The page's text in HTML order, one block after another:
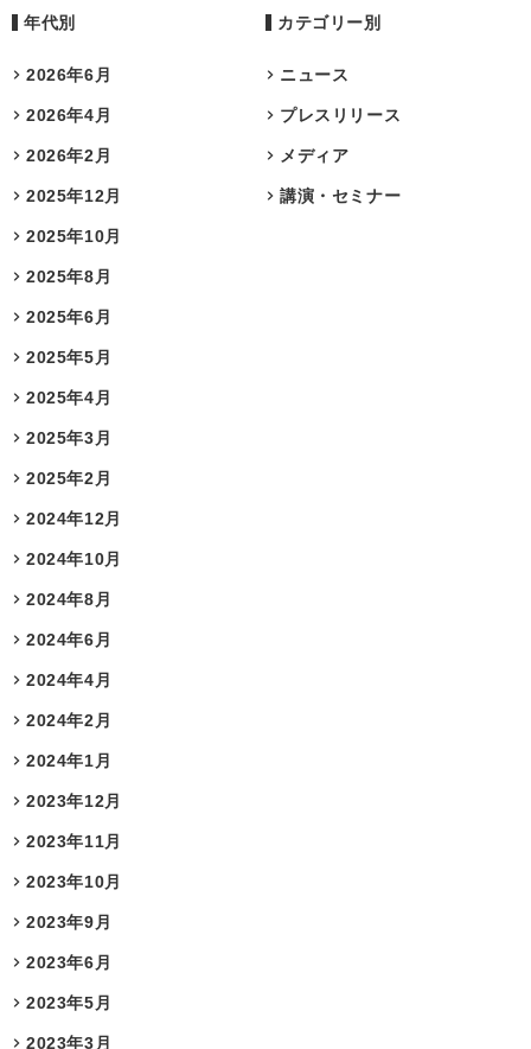
年代別
2026年6月
2026年4月
2026年2月
2025年12月
2025年10月
2025年8月
2025年6月
2025年5月
2025年4月
2025年3月
2025年2月
2024年12月
2024年10月
2024年8月
2024年6月
2024年4月
2024年2月
2024年1月
2023年12月
2023年11月
2023年10月
2023年9月
2023年6月
2023年5月
2023年3月
カテゴリー別
ニュース
プレスリリース
メディア
講演・セミナー